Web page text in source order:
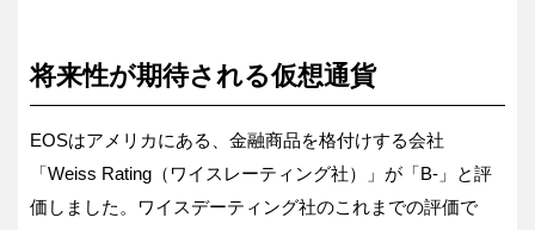
将来性が期待される仮想通貨
EOSはアメリカにある、金融商品を格付けする会社
「Weiss Rating（ワイスレーティング社）」が「B-」と評
価しました。ワイスデーティング社のこれまでの評価で